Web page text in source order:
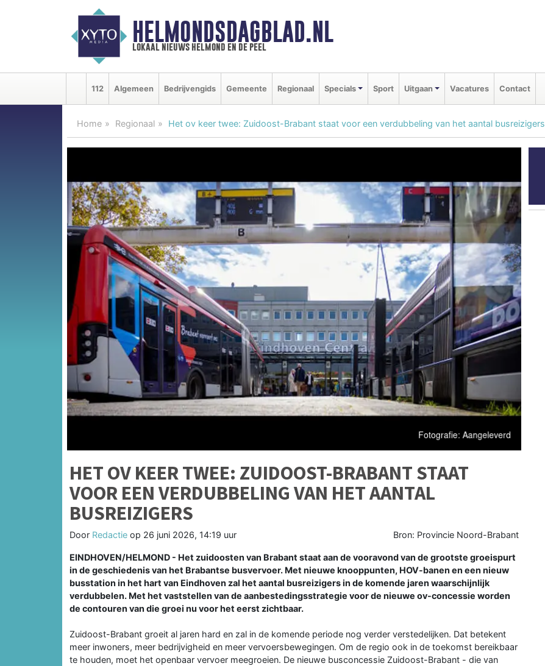
HELMONDSDAGBLAD.NL
lokaal nieuws helmond en de peel
112 Algemeen Bedrijvengids Gemeente Regionaal Specials Sport Uitgaan Vacatures Contact
Home Regionaal Het ov keer twee: Zuidoost-Brabant staat voor een verdubbeling van het aantal busreizigers
HET OV KEER TWEE: ZUIDOOST-BRABANT STAAT
VOOR EEN VERDUBBELING VAN HET AANTAL
BUSREIZIGERS
Door Redactie op 26 juni 2026, 14:19 uur Bron: Provincie Noord-Brabant
EINDHOVEN/HELMOND - Het zuidoosten van Brabant staat aan de vooravond van de grootste groeispurt
in de geschiedenis van het Brabantse busvervoer. Met nieuwe knooppunten, HOV-banen en een nieuw
busstation in het hart van Eindhoven zal het aantal busreizigers in de komende jaren waarschijnlijk
verdubbelen. Met het vaststellen van de aanbestedingsstrategie voor de nieuwe ov-concessie worden
de contouren van die groei nu voor het eerst zichtbaar.
Zuidoost-Brabant groeit al jaren hard en zal in de komende periode nog verder verstedelijken. Dat betekent
meer inwoners, meer bedrijvigheid en meer vervoersbewegingen. Om de regio ook in de toekomst bereikbaar
te houden, moet het openbaar vervoer meegroeien. De nieuwe busconcessie Zuidoost-Brabant - die van